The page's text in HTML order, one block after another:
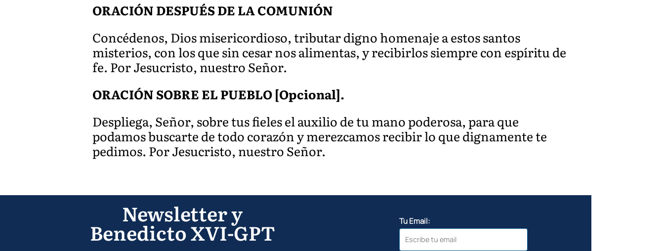
ORACIÓN DESPUÉS DE LA COMUNIÓN
Concédenos, Dios misericordioso, tributar digno homenaje a estos santos
misterios, con los que sin cesar nos alimentas, y recibirlos siempre con espíritu de
fe. Por Jesucristo, nuestro Señor.
ORACIÓN SOBRE EL PUEBLO [Opcional].
Despliega, Señor, sobre tus fieles el auxilio de tu mano poderosa, para que
podamos buscarte de todo corazón y merezcamos recibir lo que dignamente te
pedimos. Por Jesucristo, nuestro Señor.
Newsletter y
Benedicto XVI-GPT Tu Email: